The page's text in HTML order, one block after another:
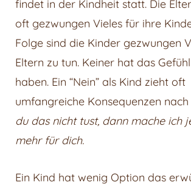
findet in der Kindheit statt. Die
oft gezwungen Vieles für ihre
Folge sind die Kinder gezwungen
Eltern zu tun. Keiner hat das
haben. Ein “Nein” als Kind zieht oft
umfangreiche Konsequenzen nach
du das nicht tust, dann mache ich
mehr für dich.
Ein Kind hat wenig Option das